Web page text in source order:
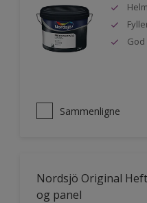
Sammenligne
Nordsjö Original
og panel